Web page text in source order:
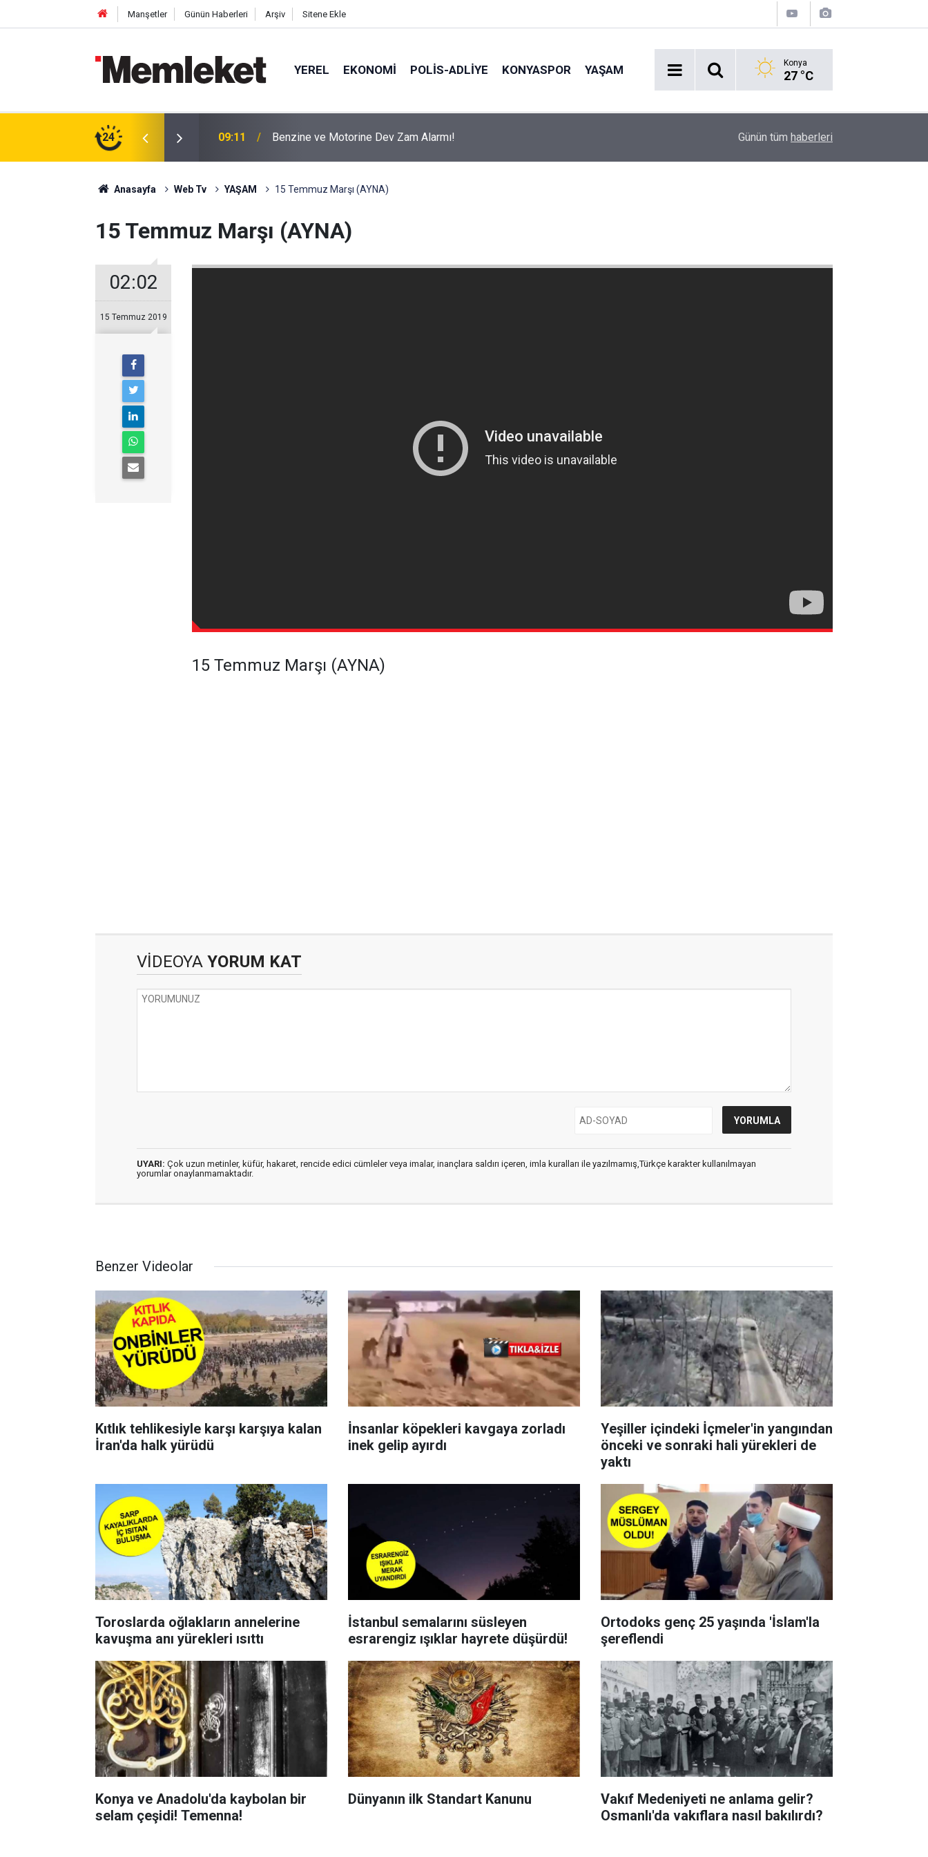
Manşetler Günün Haberleri Arşiv Sitene Ekle
YEREL EKONOMI POLİS-ADLİYE KONYASPOR YAŞAM Konya
27 °C
24
Derneği’ni Ziyaret Etti 09:11 Benzine ve Motorine Dev Zam Alarmı! Günün tüm haberleri
Anasayfa Web Tv YAŞAM 15 Temmuz Marşı (AYNA)
15 Temmuz Marşı (AYNA)
02:02
15 Temmuz 2019
15 Temmuz Marşı (AYNA)
VİDEOYA YORUM KAT
UYARI: Çok uzun metinler, küfür, hakaret, rencide edici cümleler veya imalar, inançlara saldırı içeren, imla kuralları ile yazılmamış,Türkçe karakter kullanılmayan
yorumlar onaylanmamaktadır.
Benzer Videolar
Kıtlık tehlikesiyle karşı karşıya kalan
İran'da halk yürüdü
İnsanlar köpekleri kavgaya zorladı
inek gelip ayırdı
Yeşiller içindeki İçmeler'in yangından
önceki ve sonraki hali yürekleri de
yaktı
Toroslarda oğlakların annelerine
kavuşma anı yürekleri ısıttı
İstanbul semalarını süsleyen
esrarengiz ışıklar hayrete düşürdü!
Ortodoks genç 25 yaşında 'İslam'la
şereflendi
Konya ve Anadolu'da kaybolan bir
selam çeşidi! Temenna!
Dünyanın ilk Standart Kanunu
Vakıf Medeniyeti ne anlama gelir?
Osmanlı'da vakıflara nasıl bakılırdı?